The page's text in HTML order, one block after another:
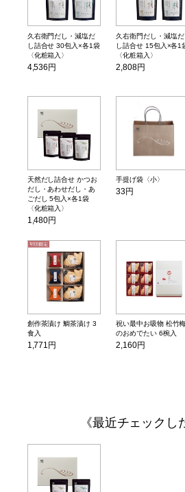
久右衛門だし・減塩だ
し詰合せ 30包入×各1袋
〈化粧箱入〉
4,536円
久右衛門だし・減塩だ
し詰合せ 15包入×各1
〈化粧箱入〉
2,808円
天然だし詰合せ かつお
だし・あわせだし・あ
ごだし 5包入×各1袋
〈化粧箱入〉
1,480円
手提げ袋〈小〉
33円
創作茶漬け 鯛茶漬け 3
食入
1,771円
祝い最中お吸物 松竹梅
のおめでたい 6椀入
2,160円
最近チェックし